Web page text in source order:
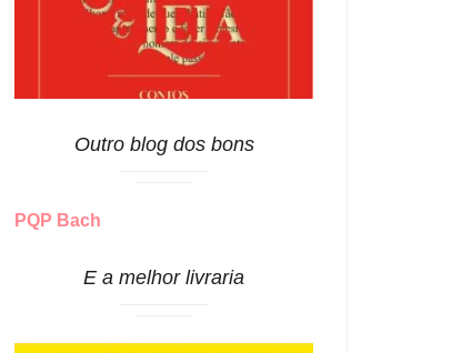
Outro blog dos bons
PQP Bach
E a melhor livraria